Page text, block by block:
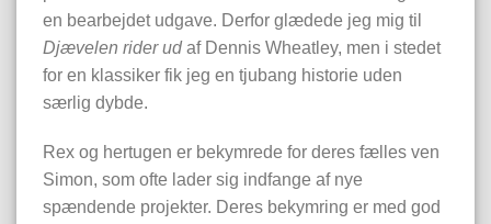
en bearbejdet udgave. Derfor glædede jeg mig til
Djævelen rider udaf Dennis Wheatley, men i stedet
for en klassiker fik jeg en tjubang historie uden
særlig dybde.
Rex og hertugen er bekymrede for deres fælles ven
Simon, som ofte lader sig indfange af nye
spændende projekter. Deres bekymring er med god